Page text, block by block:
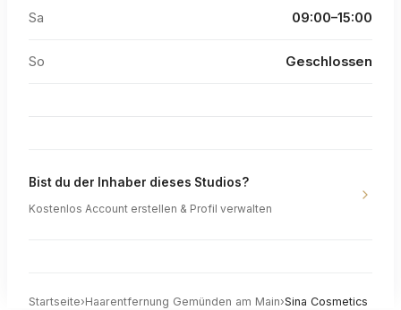
Sa 09:00–15:00
So Geschlossen
Bist du der Inhaber dieses Studios?
Kostenlos Account erstellen & Profil verwalten
Startseite›Haarentfernung Gemünden am Main›Sina Cosmetics